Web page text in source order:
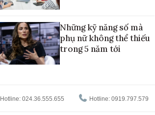
Những kỹ năng số mà
phụ nữ không thể thiếu
trong 5 năm tới
Hotline: 024.36.555.655 Hotline: 0919.797.579